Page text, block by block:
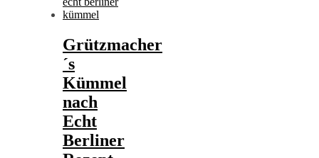
Grützmacher
´s
Kümmel
nach
Echt
Berliner